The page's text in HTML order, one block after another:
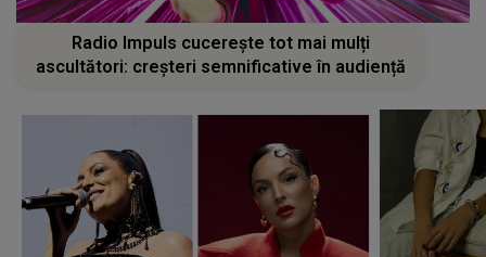
Radio Impuls cucerește tot mai mulți
ascultători: creșteri semnificative în audiență